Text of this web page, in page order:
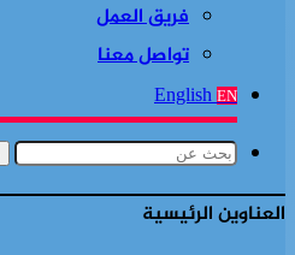
فريق العمل
تواصل معنا
English EN
العناوين الرئيسية